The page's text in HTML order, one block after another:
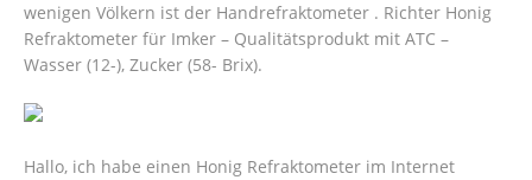
wenigen Völkern ist der Handrefraktometer . Richter Honig
Refraktometer für Imker – Qualitätsprodukt mit ATC –
Wasser (12-), Zucker (58- Brix).
Hallo, ich habe einen Honig Refraktometer im Internet